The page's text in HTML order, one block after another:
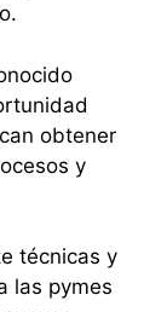
obtener
y
técnicas y
las pymes